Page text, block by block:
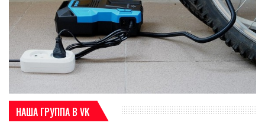
НАША ГРУППА В VK